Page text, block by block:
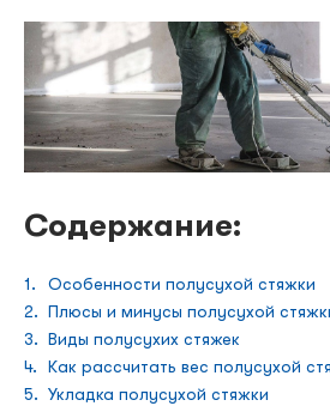
Содержание:
Особенности полусухой стяжки
Плюсы и минусы полусухой
Виды полусухих стяжек
Как рассчитать вес полусухой
Укладка полусухой стяжки